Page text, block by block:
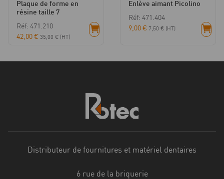
Plaque de forme en
résine taille 7
Réf: 471.210
42,00€ 35,00 € (HT)
Enlève aimant Picolino
Réf: 471.404
9,00€ 7,50 € (HT)
Distributeur de fournitures et matériel dentaires
6 rue de la briquerie